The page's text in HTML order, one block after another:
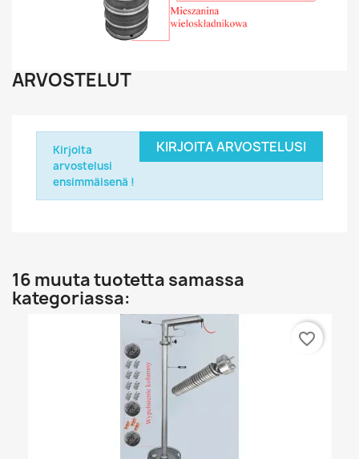
ARVOSTELUT
KIRJOITA ARVOSTELUSI
Kirjoita
arvostelusi
ensimmäisenä !
16 muuta tuotetta samassa
kategoriassa:
favorite_border